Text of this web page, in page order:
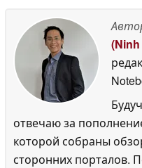
отвечаю за
которой собраны
сторонних порталов.